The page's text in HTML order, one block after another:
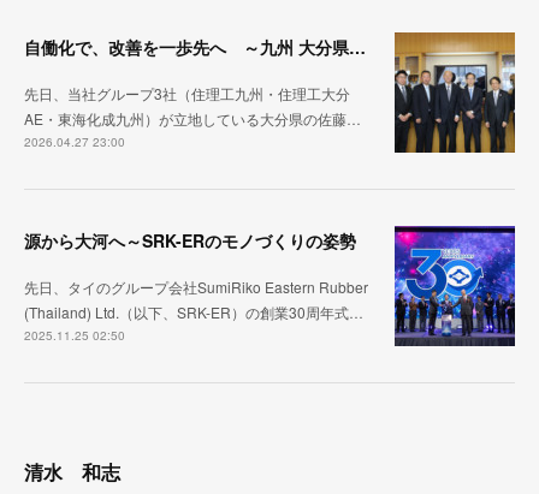
自働化で、改善を一歩先へ ～九州 大分県訪問～
先日、当社グループ3社（住理工九州・住理工大分
AE・東海化成九州）が立地している大分県の佐藤…
2026.04.27 23:00
源から大河へ～SRK-ERのモノづくりの姿勢
先日、タイのグループ会社SumiRiko Eastern Rubber
(Thailand) Ltd.（以下、SRK-ER）の創業30周年式…
2025.11.25 02:50
清水 和志